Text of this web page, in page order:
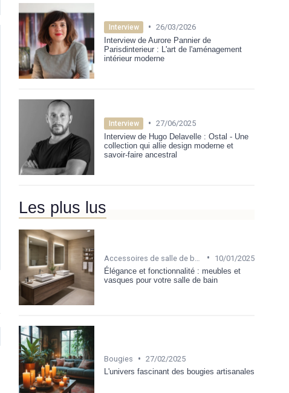
Interview • 26/03/2026
Interview de Aurore Pannier de
Parisdinterieur : L'art de l'aménagement
intérieur moderne
Interview • 27/06/2025
Interview de Hugo Delavelle : Ostal - Une
collection qui allie design moderne et
savoir-faire ancestral
Les plus lus
•
10/01/2025
Élégance et fonctionnalité : meubles et
vasques pour votre salle de bain
Bougies • 27/02/2025
L'univers fascinant des bougies artisanales